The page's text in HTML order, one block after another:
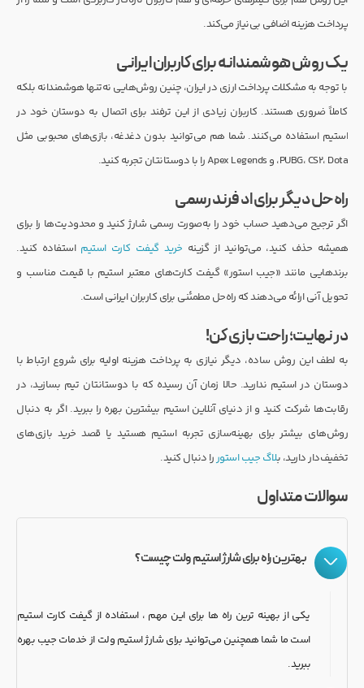
پرداخت هزینه اضافی بی‌نیاز می‌کند.
یک روش هوشمندانه برای کاربران ایرانی
با توجه به مشکلات پرداخت ارزی در ایران، چنین روش‌هایی نه‌تنها هوشمندانه بلکه
کاملاً ضروری هستند. کاربران زیادی از این ترفند برای اتصال به دوستان خود در
استیم استفاده می‌کنند. شما هم می‌توانید بدون دغدغه، بازی‌های محبوبی مثل
PUBG، CS2، Dota، و Apex Legends را با دوستانتان تجربه کنید.
راه‌حل دیگر برای اد فرند رسمی
اگر ترجیح می‌دهید حساب خود را به‌صورت رسمی شارژ کنید و محدودیت‌ها را برای
همیشه حذف کنید، می‌توانید از گزینه خرید گیفت کارت استیم استفاده کنید.
برندهایی مانند «جیب استور» گیفت کارت‌های معتبر استیم با قیمت مناسب و
تحویل آنی ارائه می‌دهند که راه‌حل مطمئنی برای کاربران ایرانی است.
در نهایت؛ راحت بازی کن!
به لطف این روش ساده، دیگر نیازی به پرداخت هزینه اولیه برای شروع ارتباط با
دوستان در استیم ندارید. حالا زمان آن رسیده که با دوستانتان تیم بسازید، در
رقابت‌ها شرکت کنید و از دنیای آنلاین استیم بیشترین بهره را ببرید. اگر به دنبال
روش‌های بیشتر برای بهینه‌سازی تجربه استیم هستید یا قصد خرید بازی‌های
تخفیف‌دار دارید، بلاگ جیب استور را دنبال کنید.
سوالات متداول
بهترین راه برای شارژ استیم ولت چیست؟
یکی از بهینه ترین راه ها برای این مهم ، استفاده از گیفت کارت استیم
است ما شما همچنین می‌توانید برای شارژ استیم ولت از خدمات جیب بهره
ببرید.